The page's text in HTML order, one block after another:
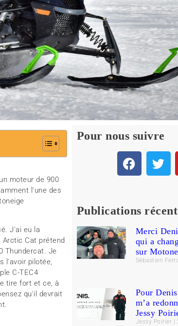
moteur de 900
l'une des
J'ai eu la
Arctic Cat prétend
Thundercat. Je
l'avoir pilotée,
C-TEC4
tire fort et ce, à
qu'il devrait
Pour nous suivre
Publications
Merci
qui a
sur
Sébastien
Pour
m’a
Jessy
Jessy Poirier